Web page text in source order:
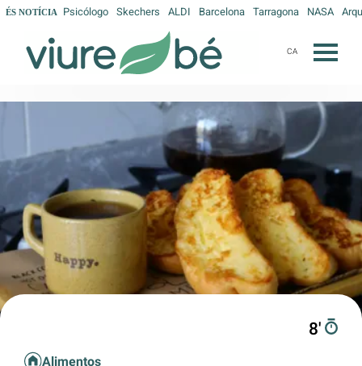
ÉS NOTÍCIA Psicólogo Skechers ALDI Barcelona Tarragona NASA
CA
8′
Alimentos